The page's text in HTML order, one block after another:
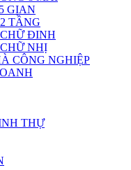
GIAN
TẦNG
ĐINH
NHỊ
CÔNG NGHIỆP
THỰ